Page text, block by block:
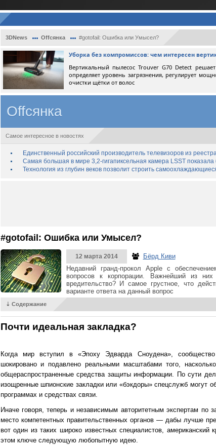
3DNews Offсянка #gotofail: Ошибка или Умысел?
Уборка без компромиссов: чем интересен
Вертикальный пылесос Trouver G70 Detect
определяет уровень загрязнения, регулирует
очистки щётки от волос
Offсянка
Самое интересное в новостях
Единственный российский производитель телевизоров из
Самая большая в мире 3,2-гигапиксельная камера LSST
Технология из глубин веков позволит строить
#gotofail: Ошибка или Умысел?
12 марта 2014
Бёрд Киви
Недавний гранд-прокол Apple с
вопросов к корпорации. Важнейший из
вредительство? И самое грустное, что
варианте ответа на данный вопрос
⇣ Содержание
Почти идеальная закладка?
Когда мир вступил в «Эпоху Эдварда Сноудена», сообщество
шокировано и подавлено реальными масштабами того,
общераспространенные средства защиты информации. По сути
изощренные шпионские закладки или «бэкдоры» спецслужб могут
программах и средствах связи.
Иначе говоря, теперь и независимым авторитетным экспертам по
место компетентных правительственных органов — дабы лучше
вот один из таких широко известных специалистов,
этом ключе следующую любопытную идею.